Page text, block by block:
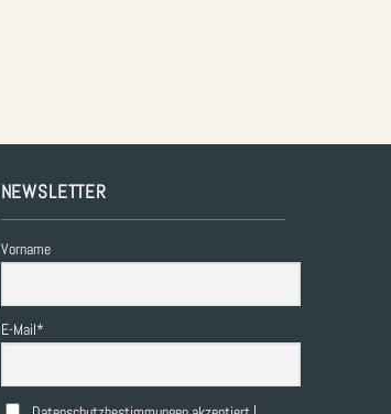
NEWSLETTER
Vorname
E-Mail*